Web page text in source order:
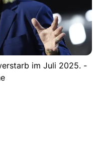
im Juli 2025. -